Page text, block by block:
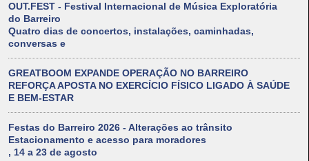
OUT.FEST - Festival Internacional de Música Exploratória
do Barreiro
Quatro dias de concertos, instalações, caminhadas,
conversas e
GREATBOOM EXPANDE OPERAÇÃO NO BARREIRO
REFORÇA APOSTA NO EXERCÍCIO FÍSICO LIGADO À SAÚDE
E BEM-ESTAR
Festas do Barreiro 2026 - Alterações ao trânsito
Estacionamento e acesso para moradores
, 14 a 23 de agosto